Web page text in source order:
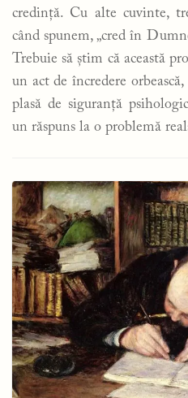
credință. Cu alte cuvinte,
când spunem, „cred în
Trebuie să știm că această
un act de încredere
plasă de siguranță
un răspuns la o problemă